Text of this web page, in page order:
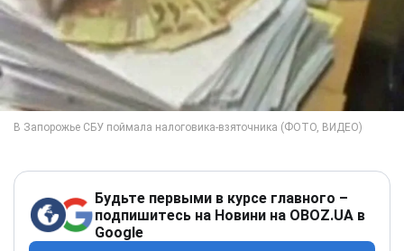
Будьте первыми в курсе главного –
подпишитесь на Новини на OBOZ.UA в
Google